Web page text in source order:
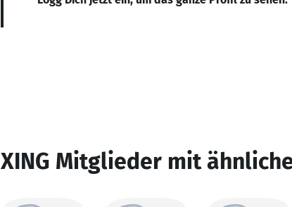
XING Mitglieder mit